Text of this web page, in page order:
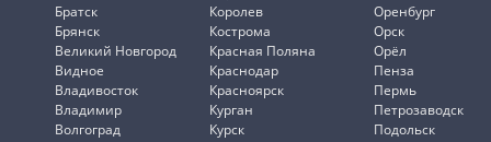
Братск
Брянск
Великий Новгород
Видное
Владивосток
Владимир
Волгоград
Королев
Кострома
Красная Поляна
Краснодар
Красноярск
Курган
Курск
Оренбург
Орск
Орёл
Пенза
Пермь
Петрозаводск
Подольск